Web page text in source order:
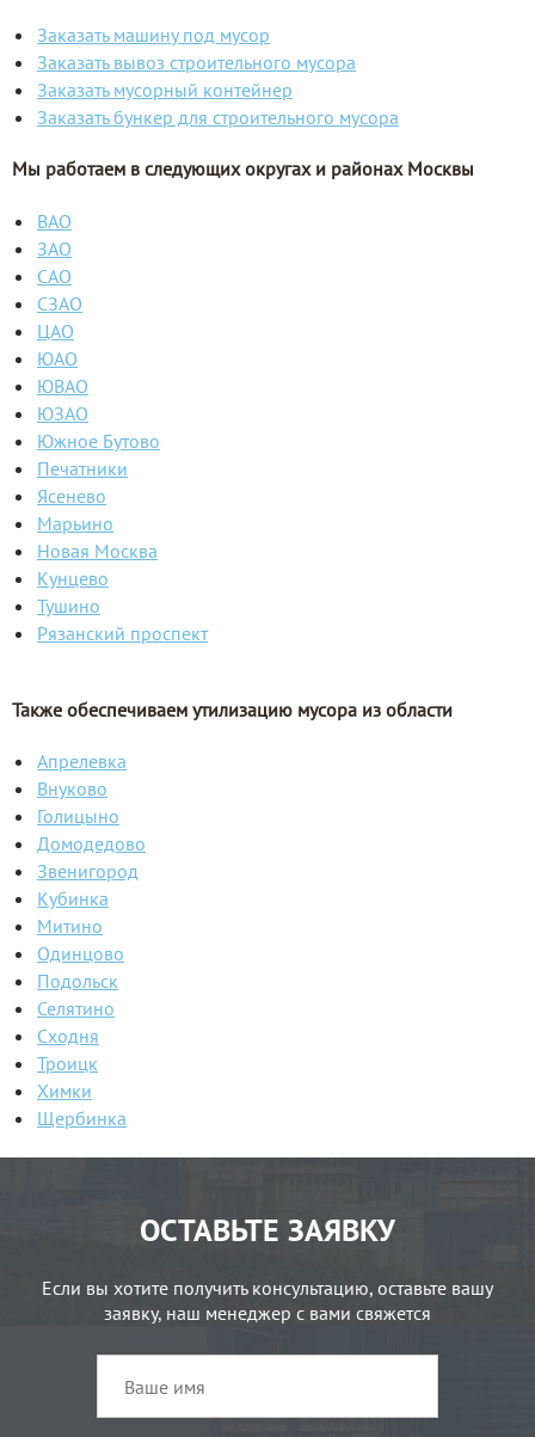
Заказать машину под мусор
Заказать вывоз строительного мусора
Заказать мусорный контейнер
Заказать бункер для строительного мусора
Мы работаем в следующих округах и районах Москвы
ВАО
ЗАО
САО
СЗАО
ЦАО
ЮАО
ЮВАО
ЮЗАО
Южное Бутово
Печатники
Ясенево
Марьино
Новая Москва
Кунцево
Тушино
Рязанский проспект
Также обеспечиваем утилизацию мусора из области
Апрелевка
Внуково
Голицыно
Домодедово
Звенигород
Кубинка
Митино
Одинцово
Подольск
Селятино
Сходня
Троицк
Химки
Щербинка
ОСТАВЬТЕ ЗАЯВКУ
Если вы хотите получить консультацию, оставьте вашу
заявку, наш менеджер с вами свяжется